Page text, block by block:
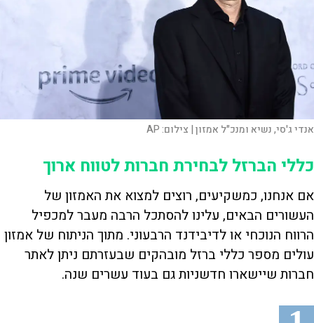
אנדי ג'סי, נשיא ומנכ"ל אמזון | צילום:AP
כללי הברזל לבחירת חברות לטווח ארוך
אם אנחנו, כמשקיעים, רוצים למצוא את האמזון של
העשורים הבאים, עלינו להסתכל הרבה מעבר למכפיל
הרווח הנוכחי או לדיבידנד הרבעוני. מתוך הניתוח של אמזון
עולים מספר כללי ברזל מובהקים שבעזרתם ניתן לאתר
חברות שיישארו חדשניות גם בעוד עשרים שנה.